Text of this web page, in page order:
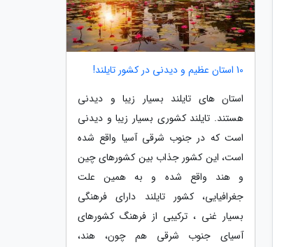
10 استان عظیم و دیدنی در کشور تایلند!
استان های تایلند بسیار زیبا و دیدنی
هستند. تایلند کشوری بسیار زیبا و دیدنی
است که در جنوب شرقی آسیا واقع شده
است، این کشور جذاب بین کشورهای چین
و هند واقع شده و به همین علت
جغرافیایی، کشور تایلند دارای فرهنگی
بسیار غنی ، ترکیبی از فرهنگ کشورهای
آسیای جنوب شرقی هم چون، هند،